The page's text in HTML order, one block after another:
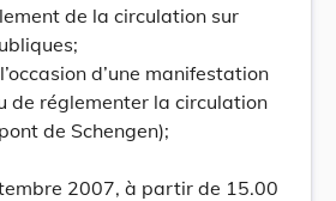
de la circulation sur
d’une manifestation
de réglementer la circulation
de Schengen);
2007, à partir de 15.00